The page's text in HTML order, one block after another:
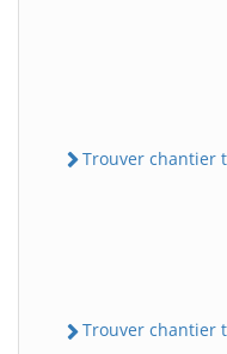
Trouver chantier
Trouver chantier